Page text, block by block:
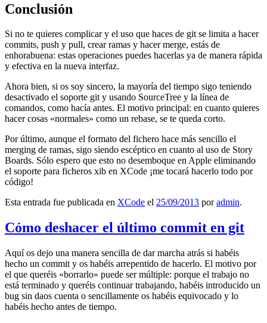
Conclusión
Si no te quieres complicar y el uso que haces de git se limita a hacer
commits, push y pull, crear ramas y hacer merge, estás de
enhorabuena: estas operaciones puedes hacerlas ya de manera rápida
y efectiva en la nueva interfaz.
Ahora bien, si os soy sincero, la mayoría del tiempo sigo teniendo
desactivado el soporte git y usando SourceTree y la línea de
comandos, como hacía antes. El motivo principal: en cuanto quieres
hacer cosas «normales» como un rebase, se te queda corto.
Por último, aunque el formato del fichero hace más sencillo el
merging de ramas, sigo siendo escéptico en cuanto al uso de Story
Boards. Sólo espero que esto no desemboque en Apple eliminando
el soporte para ficheros xib en XCode ¡me tocará hacerlo todo por
código!
Esta entrada fue publicada en XCode el 25/09/2013 poradmin.
Cómo deshacer el último commit en git
Aquí os dejo una manera sencilla de dar marcha atrás si habéis
hecho un commit y os habéis arrepentido de hacerlo. El motivo por
el que queréis «borrarlo» puede ser múltiple: porque el trabajo no
está terminado y queréis continuar trabajando, habéis introducido un
bug sin daos cuenta o sencillamente os habéis equivocado y lo
habéis hecho antes de tiempo.